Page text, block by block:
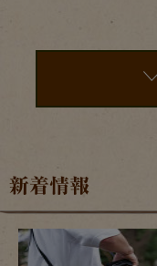
新着情報